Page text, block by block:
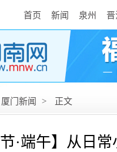
首页 新闻 泉州 晋
厦门新闻 > 正文
节·端午】从日